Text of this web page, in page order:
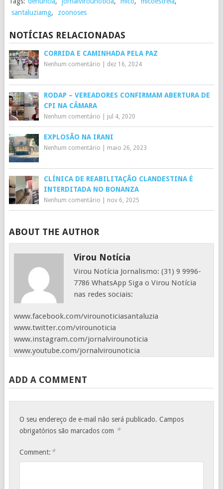
santaluziamg, zoonoses
NOTÍCIAS RELACIONADAS
CORRIDA E CAMINHADA PELA PAZ
Nenhum comentário dez 16, 2024
RODAP – VEREADORES CONFIRMAM ABERTURA DE
CPI NA CÂMARA
Nenhum comentário jul 4, 2020
EXPLOSÃO NA IRANI
Nenhum comentário maio 26, 2023
CLÍNICA DE REABILITAÇÃO CLANDESTINA É
INTERDITADA NO BONANZA
Nenhum comentário nov 6, 2025
ABOUT THE AUTHOR
Virou Notícia
Virou Notícia Jornalismo: (31) 9 9996-
7786 WhatsApp Siga o Virou Notícia
nas redes sociais:
www.facebook.com/virounoticiasantaluzia
www.twitter.com/virounoticia
www.instagram.com/jornalvirounoticia
www.youtube.com/jornalvirounoticia
ADD A COMMENT
O seu endereço de e-mail não será publicado. Campos
obrigatórios são marcados com *
Comment: *